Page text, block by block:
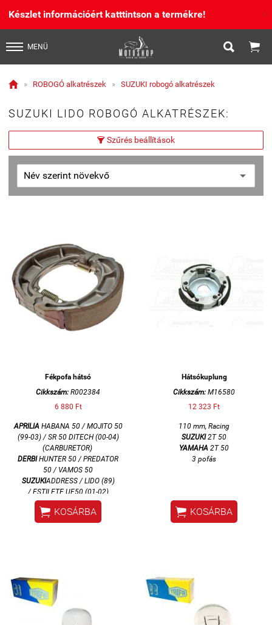
Készlet információért katttintson a termékre! X
MENÜ  
 » ROBOGÓ alkatrészek » SUZUKI robogó alkatrészek
SUZUKI LIDO ROBOGÓ ALKATRÉSZEK:
 Szűrés beállítások
Fékpofa hátsó
Cikkszám: R002384
6 880 Ft
APRILIA HABANA 50 /MOJITO 50
(99-03) /SR 50 DITECH (00-04)
(CARBURETOR)
DERBIHUNTER 50 / PREDATOR
50 / VAMOS 50
SUZUKIADDRESS / LIDO (89)
/ESTILETE UF50 (01-02)
KATANA AY50 (97-03) /SEPIA
50 (92-96) /ZILLION UX50 (99-
02) / VECSTAR AN 125 (94-08)
 KOSÁRBA
Hátsókuplung
Cikkszám: M16580
12 323 Ft
110 mm, Racing
SUZUKI2T 50
YAMAHA 2T 50
3 pofás
 KOSÁRBA